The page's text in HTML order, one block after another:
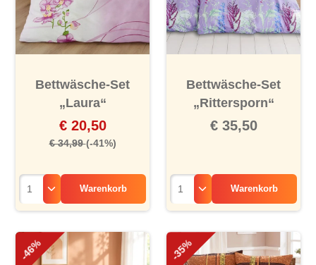
Bettwäsche-Set
„Laura“
€ 20,50
€ 34,99(-41%)
Warenkorb
Bettwäsche-Set
„Rittersporn“
€ 35,50
Warenkorb
-46% -35%